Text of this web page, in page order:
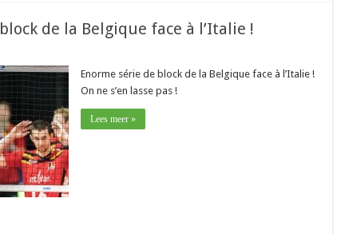
de la Belgique face à l’Italie !
Enorme série de block de la Belgique face à l’Italie !
On ne s’en lasse pas !
Lees meer »